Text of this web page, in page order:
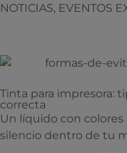
NOTICIAS, EVENTOS
Tinta para impresora:
correcta
Un líquido con
silencio dentro de tu